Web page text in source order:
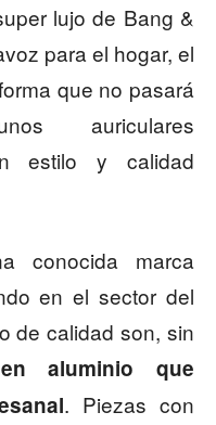
lujo de Bang &
para el hogar, el
que no pasará
auriculares
estilo y calidad
conocida marca
en el sector del
de calidad son, sin
aluminio que
. Piezas con